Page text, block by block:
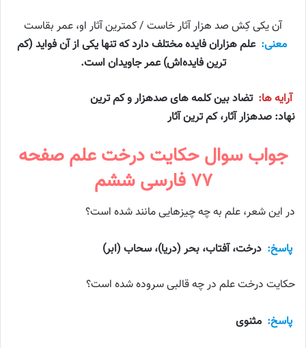
آن یکی کِش صد هزار آثار خاست / کمترین آثار او، عمر بقاست
معنی: علم هزاران فایده مختلف دارد که تنها یکی از آن فواید (کم
ترین فایده‌اش) عمر جاویدان است.
آرایه ها: تضاد بین کلمه های صدهزار و کم ترین
نهاد: صدهزار آثار، کم ترین آثار
جواب سوال حکایت درخت علم صفحه
۷۷ فارسی ششم
در این شعر، علم به چه چیزهایی مانند شده است؟
پاسخ: درخت، آفتاب، بحر (دریا)، سحاب (ابر)
حکایت درخت علم در چه قالبی سروده شده است؟
پاسخ: مثنوی